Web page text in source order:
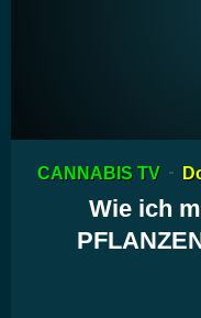
Player
CANNABIS TV
Wie ich